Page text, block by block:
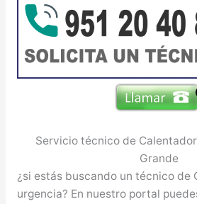
Servicio técnico de
Grande
¿si estás buscando un técnico de
urgencia? En nuestro portal